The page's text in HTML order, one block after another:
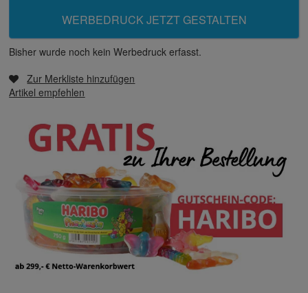
WERBEDRUCK JETZT GESTALTEN
Bisher wurde noch kein Werbedruck erfasst.
Zur Merkliste hinzufügen
Artikel empfehlen